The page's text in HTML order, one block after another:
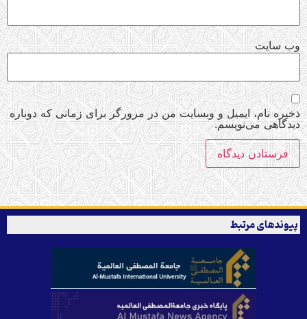
وب‌ سایت
ذخیره نام، ایمیل و وبسایت من در مرورگر برای زمانی که دوباره
دیدگاهی می‌نویسم.
پیوندهای مرتبط